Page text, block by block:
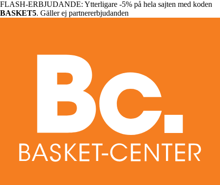
FLASH-ERBJUDANDE: Ytterligare -5% på hela sajten med koden
BASKET5. Gäller ej partnererbjudanden